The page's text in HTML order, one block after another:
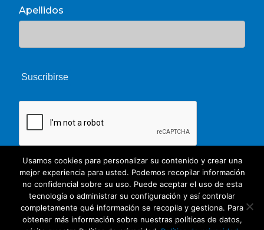
Apellidos
© 2026 Unate. CC Creative Commons
Usamos cookies para personalizar su contenido y crear una
mejor experiencia para usted. Podemos recopilar información
no confidencial sobre su uso. Puede aceptar el uso de esta
tecnología o administrar su configuración y así controlar
completamente qué información se recopila y gestiona. Para
obtener más información sobre nuestras políticas de datos,